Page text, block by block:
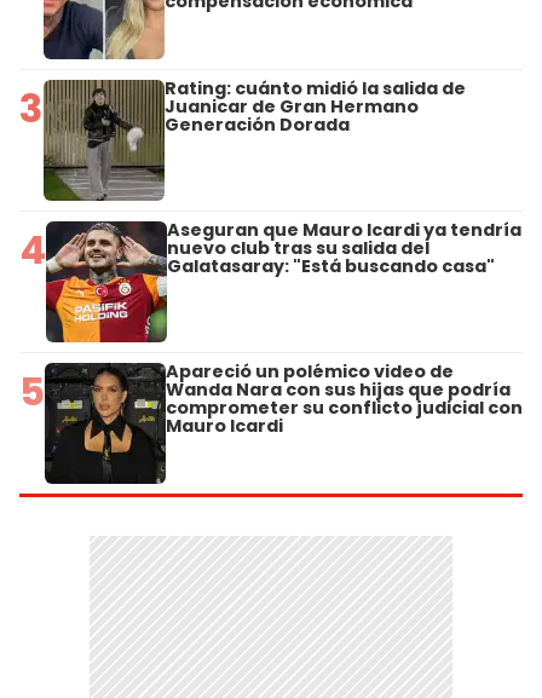
3 Rating: cuánto midió la salida de
Juanicar de Gran Hermano
Generación Dorada
4 Aseguran que Mauro Icardi ya tendría
nuevo club tras su salida del
Galatasaray: "Está buscando casa"
5 Apareció un polémico video de
Wanda Nara con sus hijas que podría
comprometer su conflicto judicial con
Mauro Icardi